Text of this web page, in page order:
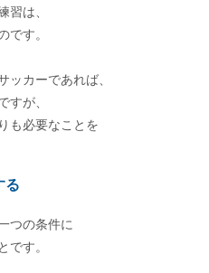
習は、
です。
ッカーであれば、
すが、
も必要なことを
る
つの条件に
です。